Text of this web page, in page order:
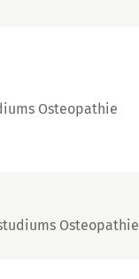
Osteopathie
Osteopathie